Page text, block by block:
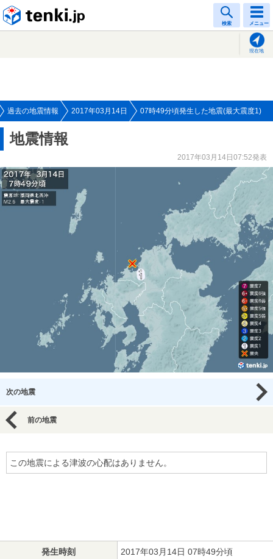
検索 メニュー
現在地
過去の地震情報 2017年03月14日 07時49分頃発生した地震(最大震度1)
地震情報
2017年03月14日07:52発表
次の地震
前の地震
この地震による津波の心配はありません。
発生時刻 2017年03月14日 07時49分頃